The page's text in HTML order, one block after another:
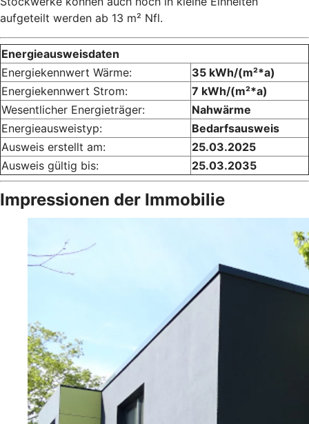
aufgeteilt werden ab 13 m² Nfl.
Energieausweisdaten
Energiekennwert Wärme:
35 kWh/(m²*a)
Energiekennwert Strom:
7 kWh/(m²*a)
Wesentlicher Energieträger:
Nahwärme
Energieausweistyp:
Bedarfsausweis
Ausweis erstellt am:
25.03.2025
Ausweis gültig bis:
25.03.2035
Impressionen der Immobilie